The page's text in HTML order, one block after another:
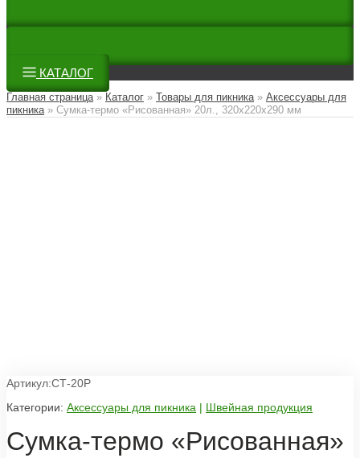
КАТАЛОГ
Главная страница» Каталог » Товары для пикника» Аксессуары для
пикника» Сумка-термо «Рисованная» 20л., 320x220x290 мм
Артикул:СТ-20Р
Категории: Аксессуары для пикника | Швейная продукция
Сумка-термо «Рисованная»